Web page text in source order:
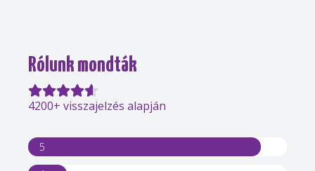
Rólunk mondták
4200+ visszajelzés alapján
5